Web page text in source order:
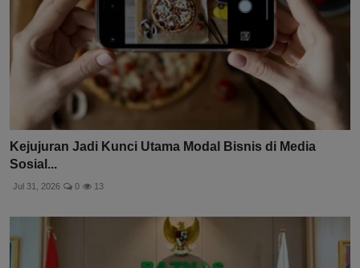
Kejujuran Jadi Kunci Utama Modal Bisnis di Media
Sosial...
Jul 31, 2026 0 13